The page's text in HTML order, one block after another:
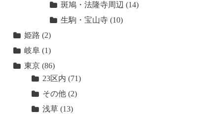
斑鳩・法隆寺周辺 (14)
生駒・宝山寺(10)
姫路 (2)
岐阜(1)
東京(86)
23区内 (71)
その他(2)
浅草(13)